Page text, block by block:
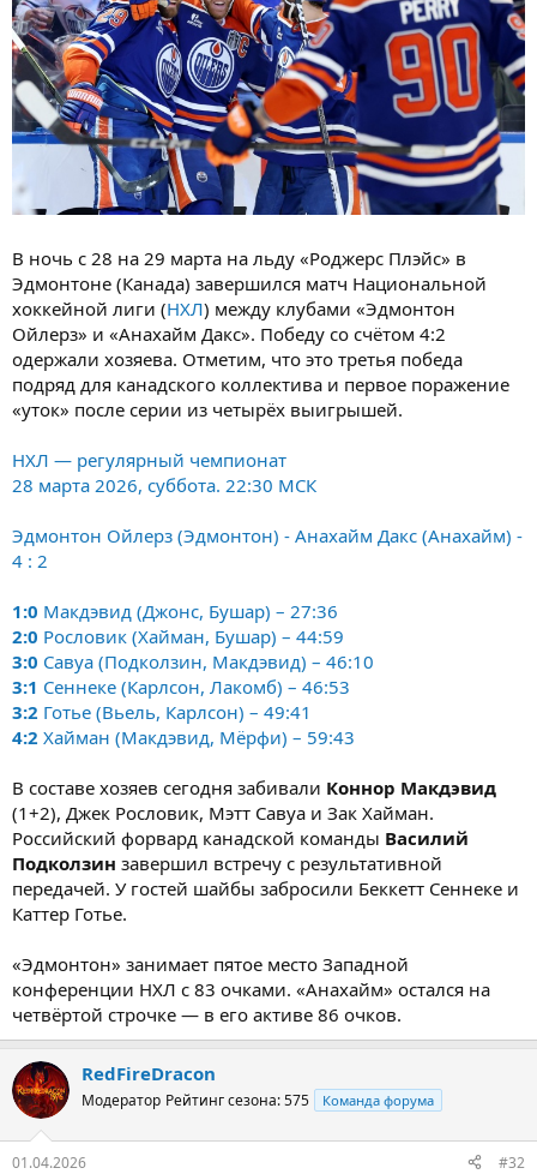
В ночь с 28 на 29 марта на льду «Роджерс Плэйс» в
Эдмонтоне (Канада) завершился матч Национальной
хоккейной лиги (НХЛ) между клубами «Эдмонтон
Ойлерз» и «Анахайм Дакс». Победу со счётом 4:2
одержали хозяева. Отметим, что это третья победа
подряд для канадского коллектива и первое поражение
«уток» после серии из четырёх выигрышей.
НХЛ — регулярный чемпионат
28 марта 2026, суббота. 22:30 МСК
Эдмонтон Ойлерз (Эдмонтон) - Анахайм Дакс (Анахайм) -
4 : 2
1:0 Макдэвид (Джонс, Бушар) – 27:36
2:0 Рословик (Хайман, Бушар) – 44:59
3:0 Савуа (Подколзин, Макдэвид) – 46:10
3:1 Сеннеке (Карлсон, Лакомб) – 46:53
3:2 Готье (Вьель, Карлсон) – 49:41
4:2 Хайман (Макдэвид, Мёрфи) – 59:43
В составе хозяев сегодня забивали Коннор Макдэвид
(1+2), Джек Рословик, Мэтт Савуа и Зак Хайман.
Российский форвард канадской команды Василий
Подколзин завершил встречу с результативной
передачей. У гостей шайбы забросили Беккетт Сеннеке и
Каттер Готье.
«Эдмонтон» занимает пятое место Западной
конференции НХЛ с 83 очками. «Анахайм» остался на
четвёртой строчке — в его активе 86 очков.
RedFireDracon
Модератор Рейтинг сезона: 575 Команда форума
01.04.2026 #32